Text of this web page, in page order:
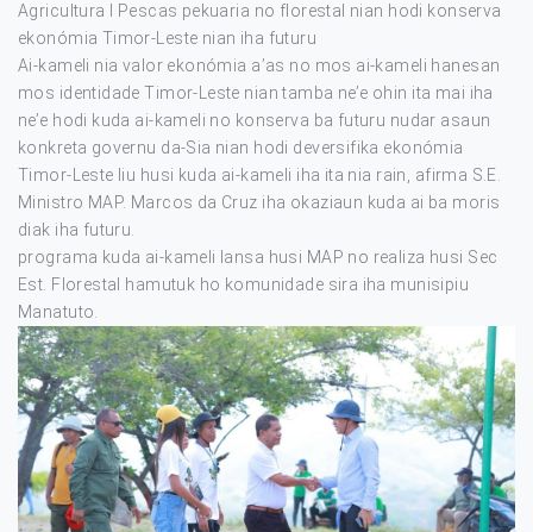
Agricultura I Pescas pekuaria no florestal nian hodi konserva
ekonómia Timor-Leste nian iha futuru
Ai-kameli nia valor ekonómia a’as no mos ai-kameli hanesan
mos identidade Timor-Leste nian tamba ne’e ohin ita mai iha
ne’e hodi kuda ai-kameli no konserva ba futuru nudar asaun
konkreta governu da-Sia nian hodi deversifika ekonómia
Timor-Leste liu husi kuda ai-kameli iha ita nia rain, afirma S.E.
Ministro MAP. Marcos da Cruz iha okaziaun kuda ai ba moris
diak iha futuru.
programa kuda ai-kameli lansa husi MAP no realiza husi Sec
Est. Florestal hamutuk ho komunidade sira iha munisipiu
Manatuto.